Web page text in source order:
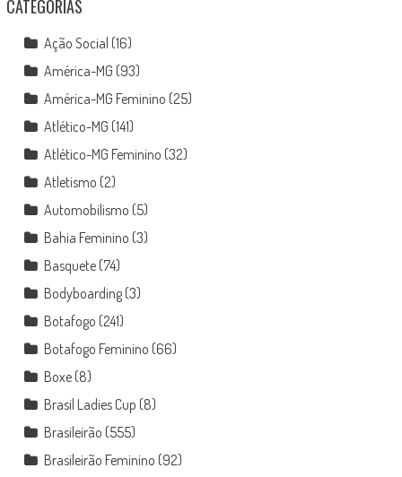
CATEGORIAS
Ação Social (16)
América-MG (93)
América-MG Feminino (25)
Atlético-MG (141)
Atlético-MG Feminino (32)
Atletismo (2)
Automobilismo (5)
Bahia Feminino (3)
Basquete(74)
Bodyboarding(3)
Botafogo (241)
Botafogo Feminino (66)
Boxe(8)
Brasil Ladies Cup (8)
Brasileirão (555)
Brasileirão Feminino (92)